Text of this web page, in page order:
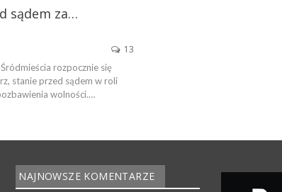
sądem za…
13
rozpocznie się
stanie przed sądem w roli
wolności.…
NAJNOWSZE KOMENTARZE